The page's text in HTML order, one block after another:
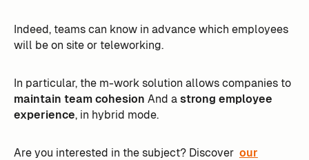
Indeed, teams can know in advance which employees
will be on site or teleworking.
In particular, the m-work solution allows companies to
maintain team cohesion And astrong employee
experience, in hybrid mode.
Are you interested in the subject? Discover our